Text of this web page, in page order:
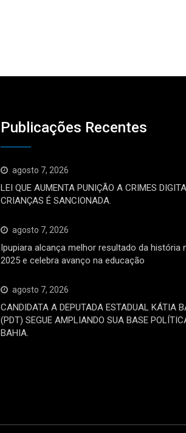
Publicações Recentes
agosto 7, 2026
LEI QUE AUMENTA PUNIÇÃO A CRIMES
CRIANÇAS É SANCIONADA.
agosto 7, 2026
Ipupiara alcança melhor resultado da história
2025 e celebra avanço na educação
agosto 7, 2026
CANDIDATA A DEPUTADA ESTADUAL KÁTIA
(PDT) SEGUE AMPLIANDO SUA BASE
BAHIA.